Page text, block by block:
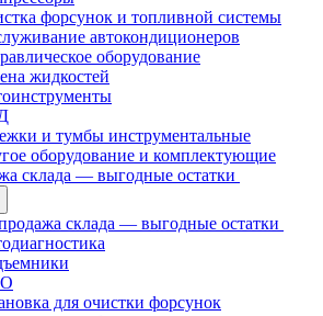
форсунок и топливной системы
автокондиционеров
оборудование
жидкостей
и тумбы инструментальные
оборудование и комплектующие
склада — выгодные остатки
склада — выгодные остатки
для очистки форсунок